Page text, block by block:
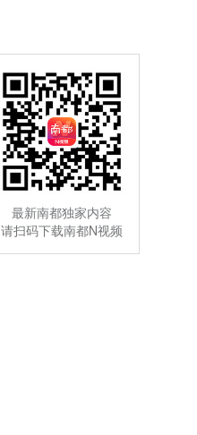
最新南都独家内容
请扫码下载南都N视频